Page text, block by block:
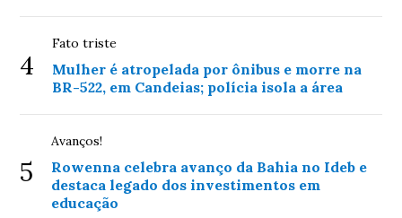
4
Fato triste
Mulher é atropelada por ônibus e morre na
BR-522, em Candeias; polícia isola a área
5
Avanços!
Rowenna celebra avanço da Bahia no Ideb e
destaca legado dos investimentos em
educação